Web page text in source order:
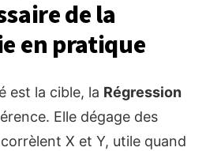
de la
en pratique
est la cible, la Régression
Elle dégage des
X et Y, utile quand